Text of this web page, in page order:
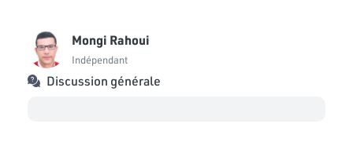
Mongi Rahoui
Indépendant
Discussion générale